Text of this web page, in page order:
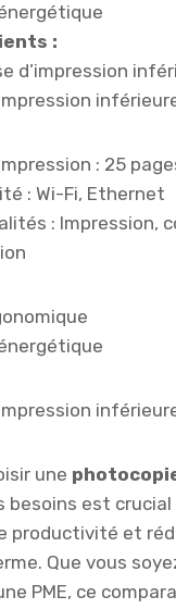
:
d’impression
: 25
: Wi-Fi, Ethernet
: Impression,
une
besoins est crucial
productivité et
Que vous
PME, ce